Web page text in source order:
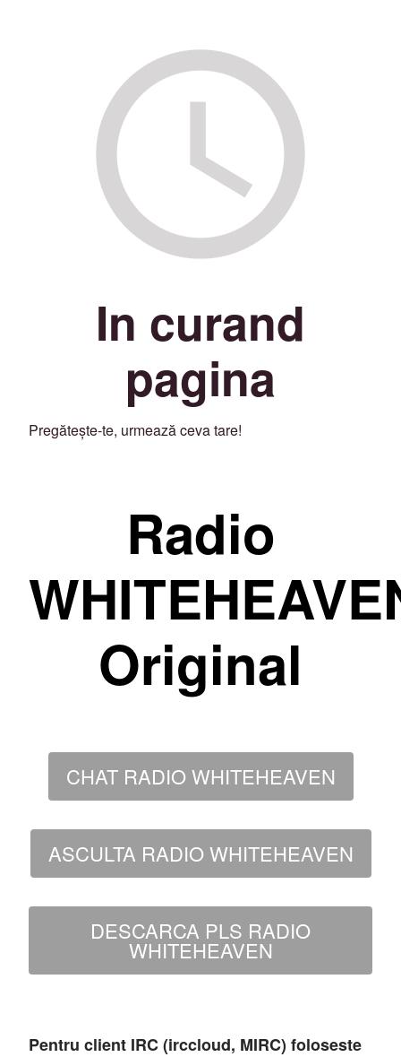
In curand
pagina
Pregătește-te, urmează ceva tare!
Radio
Original
CHAT RADIO WHITEHEAVEN
ASCULTA RADIO WHITEHEAVEN
DESCARCA PLS RADIO
WHITEHEAVEN
Pentru client IRC (irccloud, MIRC) foloseste